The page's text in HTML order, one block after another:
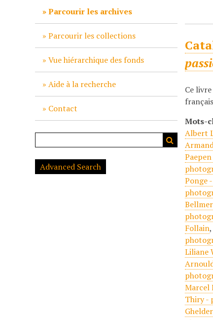
Parcourir les archives
Parcourir les collections
Vue hiérarchique des fonds
Aide à la recherche
Contact
Advanced Search
Ce
Mots-
Albert
Ponge
Follain
Liliane
Marcel
Thiry -